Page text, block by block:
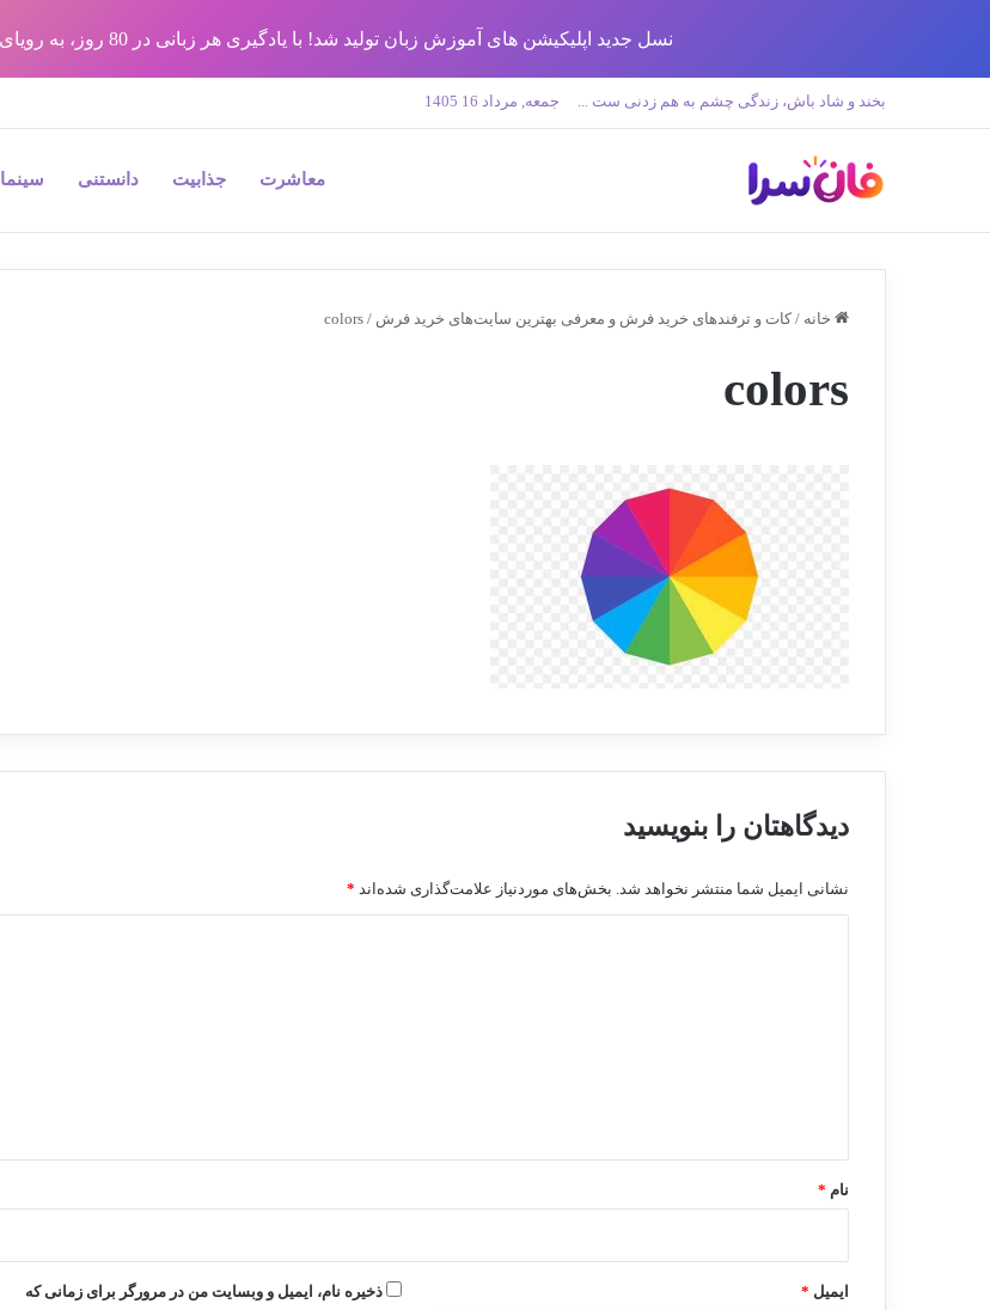
نسل جدید اپلیکیشن های آموزش زبان تولید شد! با یادگیری هر زبانی در 80 روز، به رویای مهاجرتت برس !!
بخند و شاد باش، زندگی چشم به هم زدنی ست ... جمعه, مرداد 16 1405
معاشرت
جذابیت دانستنی سینما
خانه / کات و ترفندهای خرید فرش و معرفی بهترین سایت‌های خرید فرش /
colors
colors
دیدگاهتان را بنویسید
نشانی ایمیل شما منتشر نخواهد شد. بخش‌های موردنیاز علامت‌گذاری شده‌اند *
نام *
ایمیل *
ذخیره نام، ایمیل و وبسایت من در مرورگر برای زمانی که